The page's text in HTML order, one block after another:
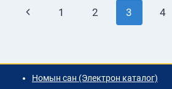
БОЛОВ
Page
Previous
1 2 3 4
Номын сан (Электрон каталог)